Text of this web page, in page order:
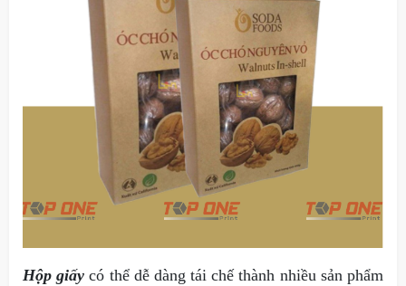
Hộp giấy có thể dễ dàng tái chế thành nhiều sản phẩm